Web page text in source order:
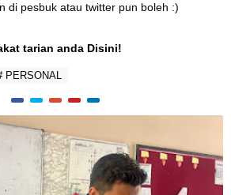
di pesbuk atau twitter pun boleh :)
tarian anda Disini!
PERSONAL